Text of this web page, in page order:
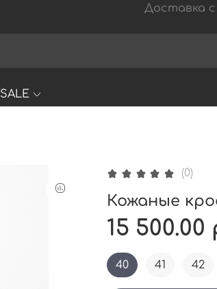
Доставка с
SALE
(0)
Кожаные
15 500.00
40 41 42